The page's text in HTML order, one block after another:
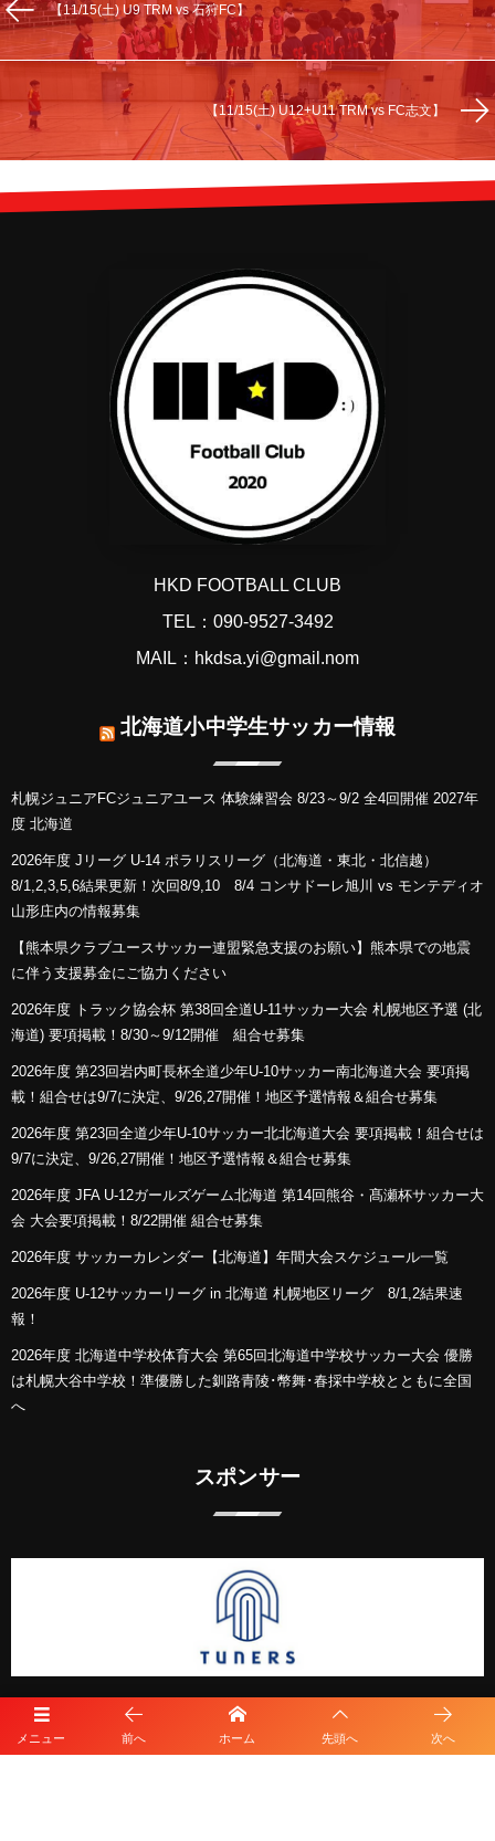
【11/15(土) U9 TRM vs 石狩FC】
【11/15(土) U12+U11 TRM vs FC志文】
メニュー 前へ ホーム 先頭へ 次へ
HKD FOOTBALL CLUB
TEL：090-9527-3492
MAIL：hkdsa.yi@gmail.nom
北海道小中学生サッカー情報
札幌ジュニアFCジュニアユース 体験練習会 8/23～9/2 全4回開催 2027年
度 北海道
2026年度 Jリーグ U-14 ポラリスリーグ（北海道・東北・北信越）
8/1,2,3,5,6結果更新！次回8/9,10 8/4 コンサドーレ旭川 vs モンテディオ
山形庄内の情報募集
【熊本県クラブユースサッカー連盟緊急支援のお願い】熊本県での地震
に伴う支援募金にご協力ください
2026年度 トラック協会杯 第38回全道U-11サッカー大会 札幌地区予選 (北
海道) 要項掲載！8/30～9/12開催 組合せ募集
2026年度 第23回岩内町長杯全道少年U-10サッカー南北海道大会 要項掲
載！組合せは9/7に決定、9/26,27開催！地区予選情報＆組合せ募集
2026年度 第23回全道少年U-10サッカー北北海道大会 要項掲載！組合せは
9/7に決定、9/26,27開催！地区予選情報＆組合せ募集
2026年度 JFA U-12ガールズゲーム北海道 第14回熊谷・髙瀬杯サッカー大
会 大会要項掲載！8/22開催 組合せ募集
2026年度 サッカーカレンダー【北海道】年間大会スケジュール一覧
2026年度 U-12サッカーリーグ in 北海道 札幌地区リーグ 8/1,2結果速
報！
2026年度 北海道中学校体育大会 第65回北海道中学校サッカー大会 優勝
は札幌大谷中学校！準優勝した釧路青陵･幣舞･春採中学校とともに全国
へ
スポンサー